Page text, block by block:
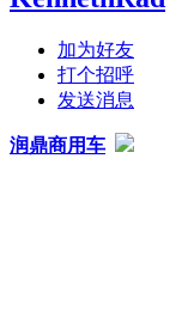
加为好友
打个招呼
发送消息
润鼎商用车